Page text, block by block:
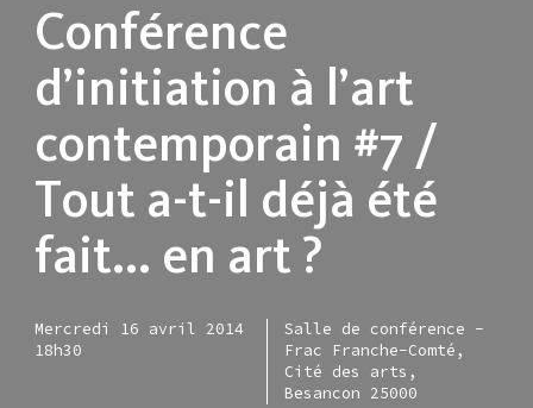
Conférence
d’initiation à l’art
contemporain #7 /
Tout a-t-il déjà été
fait... en art ?
Mercredi 16 avril 2014
18h30
Salle de conférence -
Frac Franche-Comté,
Cité des arts,
Besancon 25000